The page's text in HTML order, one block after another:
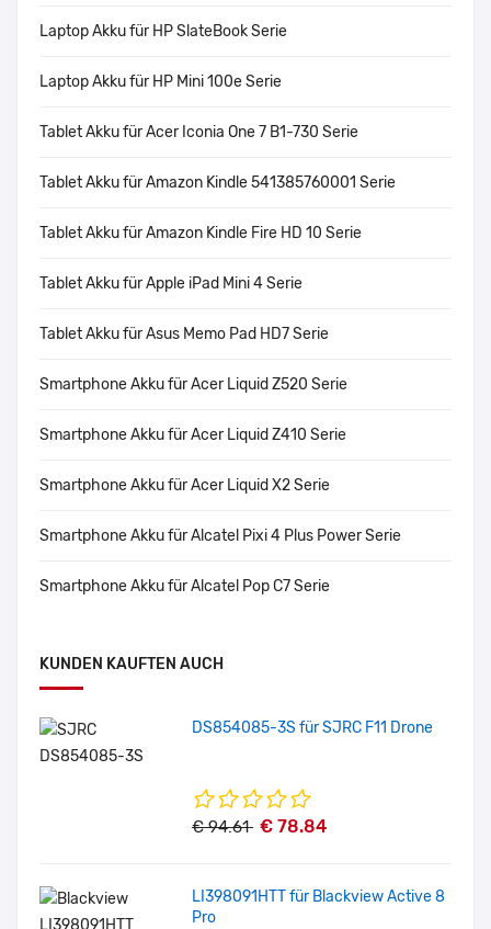
Laptop Akku für HP SlateBook Serie
Laptop Akku für HP Mini 100e Serie
Tablet Akku für Acer Iconia One 7 B1-730 Serie
Tablet Akku für Amazon Kindle 541385760001 Serie
Tablet Akku für Amazon Kindle Fire HD 10 Serie
Tablet Akku für Apple iPad Mini 4 Serie
Tablet Akku für Asus Memo Pad HD7 Serie
Smartphone Akku für Acer Liquid Z520 Serie
Smartphone Akku für Acer Liquid Z410 Serie
Smartphone Akku für Acer Liquid X2 Serie
Smartphone Akku für Alcatel Pixi 4 Plus Power Serie
Smartphone Akku für Alcatel Pop C7 Serie
KUNDEN KAUFTEN AUCH
DS854085-3S für SJRC F11 Drone
€ 94.61 € 78.84
LI398091HTT für Blackview Active 8
Pro